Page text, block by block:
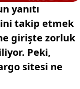
yanıtı
takip etmek
girişte zorluk
Peki,
sitesi ne